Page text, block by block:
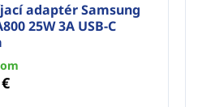
adaptér Samsung
25W 3A USB-C